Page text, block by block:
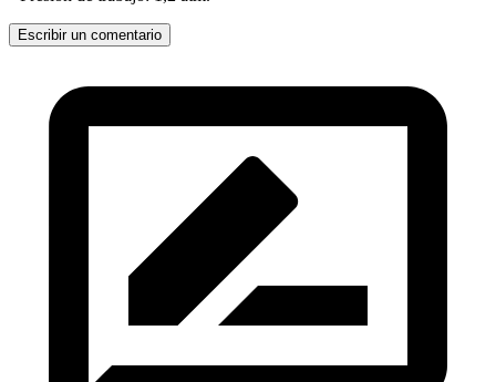
Escribir un comentario